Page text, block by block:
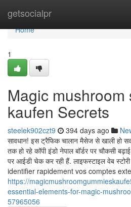
getsocialpr
Home
Home
1
Magic mushroom
kaufen Secrets
steelek902czt9 394 days ago
सावधान! इस ट्रैफिक चालान मैसेज से खाली हो
तक हो रहे कॉपी इंडो नेपाल बॉर्डर पर चौकसी
पर आईडी चेक कर रही हैं. लाइफस्टाइल वेब
identifier rapidement vos comptes
https://
essential-elements-for-magic-
57965056